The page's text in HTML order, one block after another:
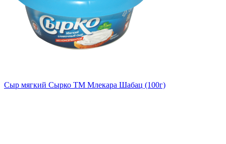
Сыр мягкий Сырко TM Млекара Шабац (100г)